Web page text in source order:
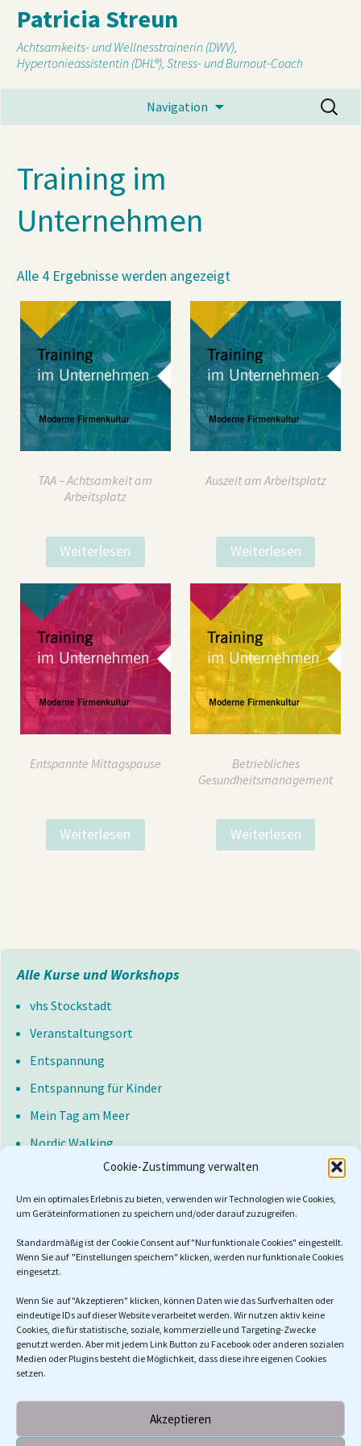
Cookie-Zustimmung verwalten
Um ein optimales Erlebnis zu bieten, verwenden wir Technologien wie Cookies,
um Geräteinformationen zu speichern und/oder darauf zuzugreifen.
Standardmäßig ist der Cookie Consent auf "Nur funktionale Cookies" eingestellt.
Wenn Sie auf "Einstellungen speichern" klicken, werden nur funktionale Cookies
eingesetzt.
Wenn Sie auf "Akzeptieren" klicken, können Daten wie das Surfverhalten oder
eindeutige IDs auf dieser Website verarbeitet werden. Wir nutzen aktiv keine
Cookies, die für statistische, soziale, kommerzielle und Targeting-Zwecke
genutzt werden. Aber mit jedem Link Button zu Facebook oder anderen sozialen
Medien oder Plugins besteht die Möglichkeit, dass diese ihre eigenen Cookies
setzen.
Akzeptieren
Patricia Streun
Achtsamkeits- und Wellnesstrainerin (DWV),
Hypertonieassistentin (DHL®), Stress- und Burnout-Coach
Navigation
Suchen
nach:
Training im
Unternehmen
Alle 4 Ergebnisse werden angezeigt
TAA – Achtsamkeit am
Arbeitsplatz
Weiterlesen
Auszeit am Arbeitsplatz
Weiterlesen
Entspannte Mittagspause
Weiterlesen
Betriebliches
Gesundheitsmanagement
Weiterlesen
Alle Kurse und Workshops
vhs Stockstadt
Veranstaltungsort
Entspannung
Entspannung für Kinder
Mein Tag am Meer
Nordic Walking
Herzgesundheit
Bluthochdruck
Vorträge
Wochenend Workshops
Suchen
nach: